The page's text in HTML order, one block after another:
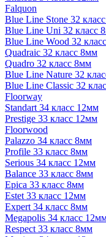
Falquon
Blue Line Stone 32
Blue Line Uni 32 класс
Blue Line Wood 32
Quadraic 32 класс 8мм
Quadro 32 класс 8мм
Blue Line Nature 32
Blue Line Classic 32
Floorway
Standart 34 класс 12мм
Prestige 33 класс 12мм
Floorwood
Palazzo 34 класс 8мм
Profile 33 класс 8мм
Serious 34 класс 12мм
Balance 33 класс 8мм
Epica 33 класс 8мм
Estet 33 класс 12мм
Expert 34 класс 8мм
Megapolis 34 класс
Respect 33 класс 8мм